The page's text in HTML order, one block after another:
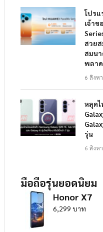
โปรแ
เจ้าข
สวย
สมน
พลาด
6 สิงห
หลุดไ
รุ่น
6 สิงห
มือถือรุ่นยอดนิยม
Honor X7
6,299 บาท